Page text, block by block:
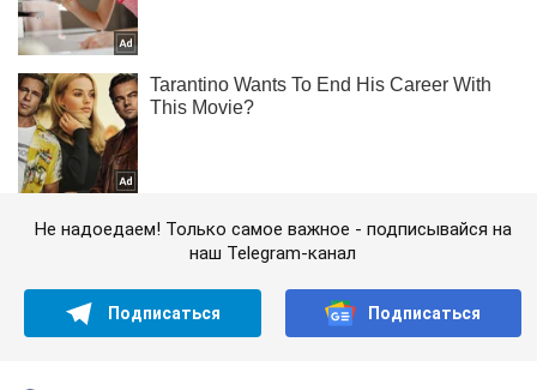
Не надоедаем! Только самое важное - подписывайся на
наш Telegram-канал
Подписаться Подписаться